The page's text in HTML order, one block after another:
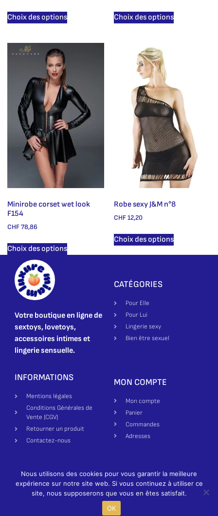
Choix des options Choix des options
Minirobe corset wet look
F154
CHF78,86
Choix des options
Robe sexy J&M n°8
CHF12,20
Choix des options
Votre boutique en ligne de
sextoys, lovetoys,
accessoires intimes et
lingerie sensuelle.
CATÉGORIES
Pour Elle
Pour Lui
Lingerie sexy
Bien être sexuel
INFORMATIONS
Mentions légales
Conditions Générales de
Vente (CGV)
Retourner un produit
Contactez-nous
MON COMPTE
Mon compte
Panier
Commandes
Adresses
Création site par Made in Bienne | Luxure Miam ©2025-2026 All
rights reserved
German
Nous utilisons des cookies pour vous garantir la meilleure
expérience sur notre site web. Si vous continuez à utiliser ce
site, nous supposerons que vous en êtes satisfait.
OK